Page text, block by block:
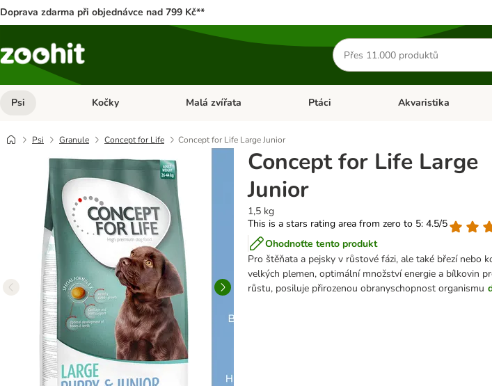
Doprava zdarma při objednávce nad 799 Kč**
Hledat
produkty
Psi Otevřít menu: Psi
Kočky Otevřít menu: Kočky
Malá zvířata Otevřít menu: Malá zvířata
Ptáci Otevřít menu: Ptáci
Akvaristika
Psi Granule Concept for Life Concept for Life Large Junior
Concept for Life Large
Junior
1,5 kg
This is a stars rating area from zero to 5: 4.5/5
Ohodnoťte tento produkt
Pro štěňata a pejsky v růstové fázi, ale také březí nebo
velkých plemen, optimální množství energie a bílkovin
růstu, posiluje přirozenou obranyschopnost organismu